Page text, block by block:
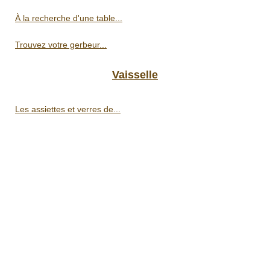
À la recherche d'une table...
Trouvez votre gerbeur...
Vaisselle
Les assiettes et verres de...